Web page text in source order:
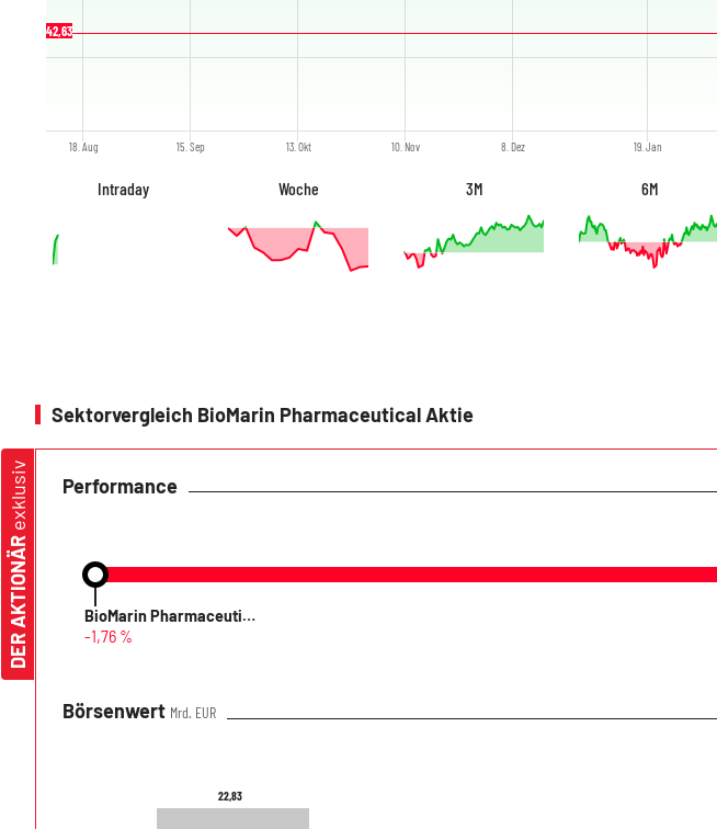
18. Aug 15. Sep 13. Okt 10. Nov 8. Dez 19. Jan
42,63
Intraday Woche 3M 6M
Sektorvergleich BioMarin Pharmaceutical Aktie
Performance
BioMarin Pharmaceutical
-1,76 %
Börsenwert Mrd. EUR
22,83
22,83
DER AKTIONÄR
exklusiv